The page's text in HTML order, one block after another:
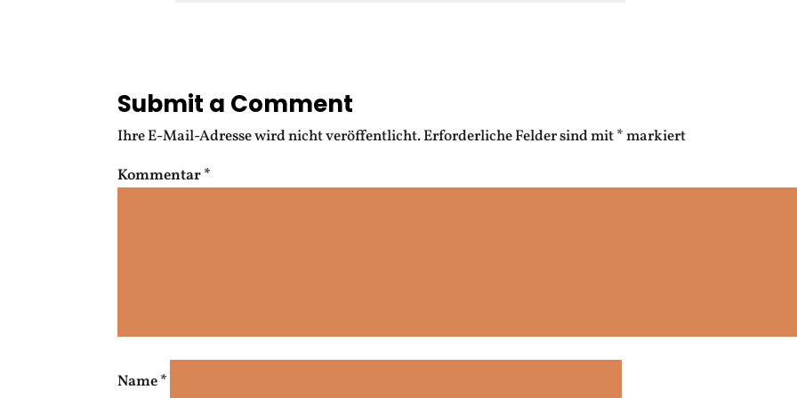
Submit a Comment
Ihre E-Mail-Adresse wird nicht veröffentlicht.Erforderliche Felder sind mit*markiert
Kommentar*
Name*